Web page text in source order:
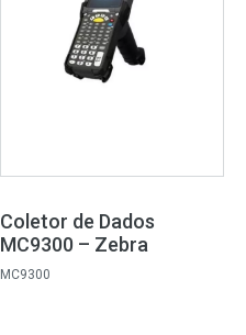
Coletor de Dados
MC9300 – Zebra
MC9300